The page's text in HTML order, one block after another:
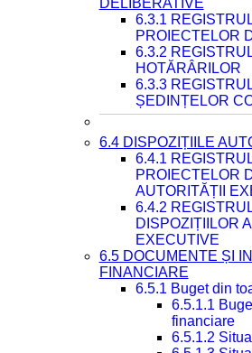
DELIBERATIVE
6.3.1
PROIECTELOR
6.3.2
HOTĂRÂRILOR
6.3.3
ȘEDINȚELOR
6.4 DISPOZIȚIILE
6.4.1
PROIECTELOR
AUTORITĂȚII
6.4.2
DISPOZIȚIILOR
EXECUTIVE
6.5 DOCUMENTE ȘI
FINANCIARE
6.5.1 Buget din
6.5.1.1
financiare
6.5.1.2